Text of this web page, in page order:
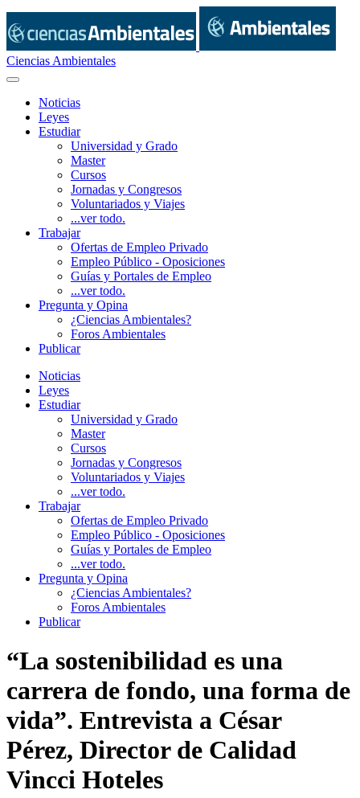
Ciencias Ambientales
Noticias
Leyes
Estudiar
Universidad y Grado
Master
Cursos
Jornadas y Congresos
Voluntariados y Viajes
...ver todo.
Trabajar
Ofertas de Empleo Privado
Empleo Público - Oposiciones
Guías y Portales de Empleo
...ver todo.
Pregunta y Opina
¿Ciencias Ambientales?
Foros Ambientales
Publicar
Noticias
Leyes
Estudiar
Universidad y Grado
Master
Cursos
Jornadas y Congresos
Voluntariados y Viajes
...ver todo.
Trabajar
Ofertas de Empleo Privado
Empleo Público - Oposiciones
Guías y Portales de Empleo
...ver todo.
Pregunta y Opina
¿Ciencias Ambientales?
Foros Ambientales
Publicar
“La sostenibilidad es una
carrera de fondo, una forma de
vida”. Entrevista a César
Pérez, Director de Calidad
Vincci Hoteles